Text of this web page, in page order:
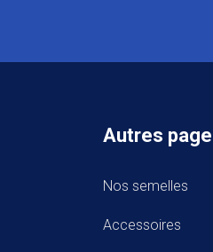
Autres
Nos semelles
Accessoires